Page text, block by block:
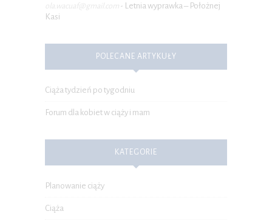
ola.wacuaf@gmail.com - Letnia wyprawka – Położnej
Kasi
POLECANE ARTYKUŁY
Ciąża tydzień po tygodniu
Forum dla kobiet w ciąży i mam
KATEGORIE
Planowanie ciąży
Ciąża